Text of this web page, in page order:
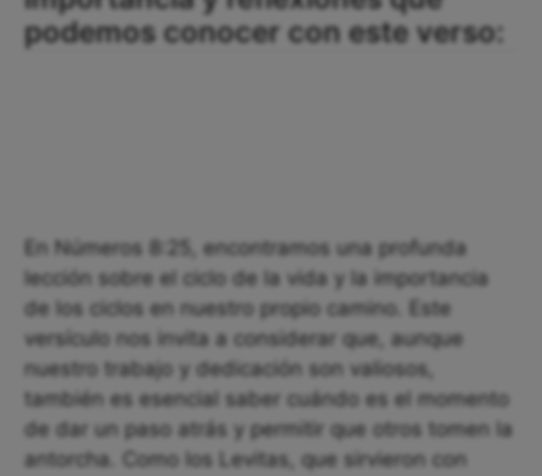
podemos conocer con este verso:
En Números 8:25, encontramos una profunda
lección sobre el ciclo de la vida y la importancia
de los ciclos en nuestro propio camino. Este
versículo nos invita a considerar que, aunque
nuestro trabajo y dedicación son valiosos,
también es esencial saber cuándo es el momento
de dar un paso atrás y permitir que otros tomen la
antorcha. Como los Levitas, que sirvieron con